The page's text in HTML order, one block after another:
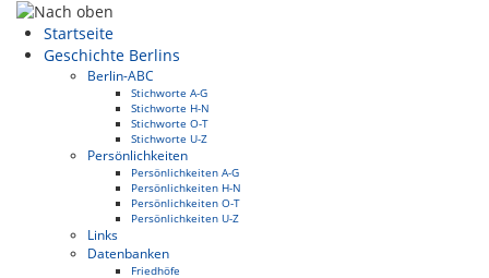
Startseite
Geschichte Berlins
Berlin-ABC
Stichworte A-G
Stichworte H-N
Stichworte O-T
Stichworte U-Z
Persönlichkeiten
Persönlichkeiten A-G
Persönlichkeiten H-N
Persönlichkeiten O-T
Persönlichkeiten U-Z
Links
Datenbanken
Friedhöfe